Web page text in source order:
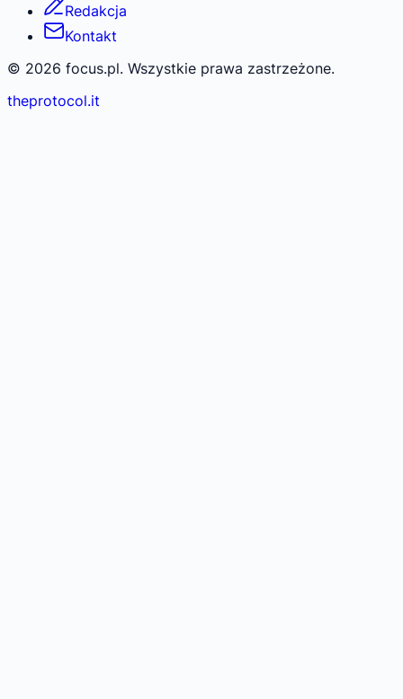
Redakcja
Kontakt
© 2026 focus.pl. Wszystkie prawa zastrzeżone.
theprotocol.it